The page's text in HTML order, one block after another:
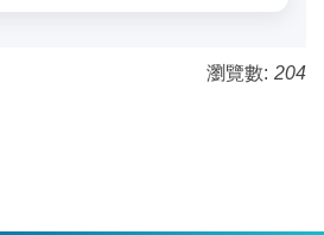
瀏覽數: 204